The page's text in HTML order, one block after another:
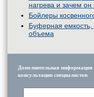
нагрева и зачем он
Бойлеры
Буферная емкость,
объема
Дополнительная информация
консультации специалистов